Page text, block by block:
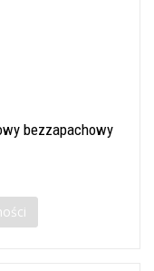
bezzapachowy